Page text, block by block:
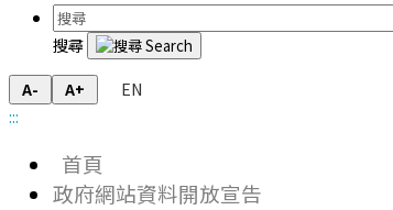
搜尋
A- A+
EN
:::
首頁
政府網站資料開放宣告